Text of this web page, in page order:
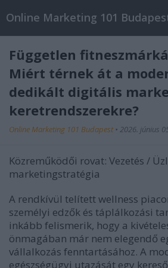
Független
Miért térnek át a
dedikált digitális
keretrendszerekre?
Online Marketing 101 Budapest • 2026. június
Közreműködői rovat: Vezetés /
marketingstratégia
A rendkívül telített wellness
személyi edzők és táplálkozási
inkább felismerik, hogy a
önmagában már nem elegendő
vállalkozás fenntartásához. A
egészségügyi utazását egy